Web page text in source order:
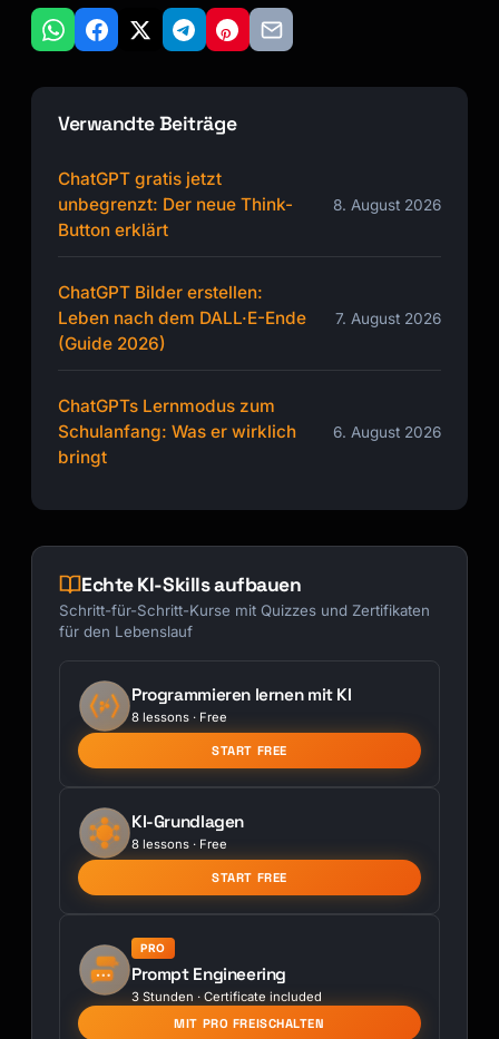
Verwandte Beiträge
ChatGPT gratis jetzt
unbegrenzt: Der neue Think-
Button erklärt
8. August 2026
ChatGPT Bilder erstellen:
Leben nach dem DALL·E-Ende
(Guide 2026)
7. August 2026
ChatGPTs Lernmodus zum
Schulanfang: Was er wirklich
bringt
6. August 2026
Echte KI-Skills aufbauen
Schritt-für-Schritt-Kurse mit Quizzes und Zertifikaten
für den Lebenslauf
Programmieren lernen mit KI
8 lessons · Free
START FREE
KI-Grundlagen
8 lessons · Free
START FREE
PRO
Prompt Engineering
3 Stunden · Certificate included
MIT PRO FREISCHALTEN